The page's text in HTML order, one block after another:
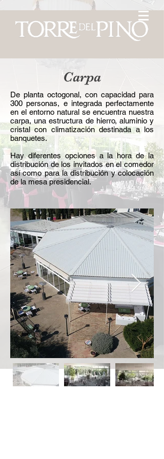
Carpa
De planta octogonal, con capacidad para
300 personas, e integrada perfectamente
en el entorno natural se encuentra nuestra
carpa, una estructura de hierro, aluminio y
cristal con climatización destinada a los
banquetes.
Hay diferentes opciones a la hora de la
distribución de los invitados en el comedor
así como para la distribución y colocación
de la mesa presidencial.